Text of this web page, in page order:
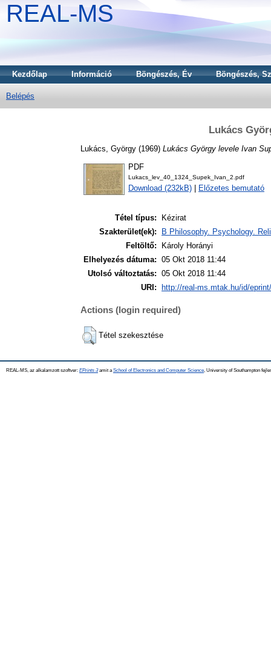
REAL-MS
Kezdőlap Információ Böngészés, Év Böngészés,
Belépés
Lukács
Lukács, György (1969) Lukács György levele Ivan
PDF
Lukacs_lev_40_1324_Supek_Ivan_2.pdf
Download (232kB) Előzetes bemutató
Tétel típus:
Kézirat
Szakterület(ek):
B Philosophy. Psychology.
Feltöltő:
Károly Horányi
Elhelyezés dátuma: 05 Okt 2018 11:44
Utolsó változtatás: 05 Okt 2018 11:44
URI:
http://real-ms.mtak.hu/id/
Actions (login required)
Tétel szekesztése
REAL-MS, az alkalamzott szoftver: EPrints 3amit a School of Electronics and Computer Science , University of Southampton